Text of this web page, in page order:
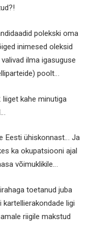
polekski oma
inimesed oleksid
ilma igasuguse
poolt…
kahe minutiga
Eesti ühiskonnast… Ja
ka okupatsiooni ajal
võimuklikile…
toetanud juba
ligi
riigile makstud